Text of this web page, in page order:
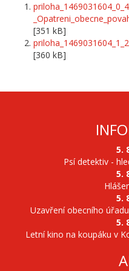
[351 kB]
[360 kB]
5.
Psí detektiv -
5.
5.
Uzavření obecního
5.
Letní kino na koupáku v